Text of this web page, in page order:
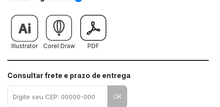
Illustrator Corel Draw PDF
Consultar frete e prazo de entrega
OK